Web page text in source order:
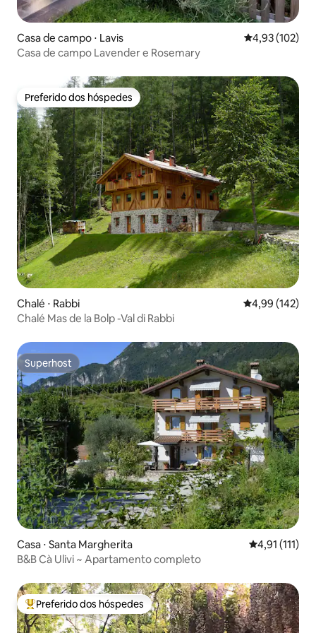
Casa de campo ⋅ Lavis 4,93 de uma
4,93 (102)
Casa de campo Lavender e Rosemary
Preferido dos hóspedes
Preferido dos hóspedes
Chalé ⋅ Rabbi 4,99 de uma
4,99 (142)
Chalé Mas de la Bolp -Val di Rabbi
Superhost
Superhost
Casa ⋅ Santa Margherita 4,91 de uma
4,91 (111)
B&B Cà Ulivi ~ Apartamento completo
Entre os melhores preferidos dos hóspedes
Preferido dos hóspedes